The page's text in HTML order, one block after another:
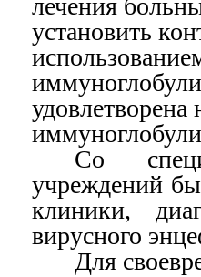
лечения
установить
Со
учреждений
клиники,
вирусного
Для